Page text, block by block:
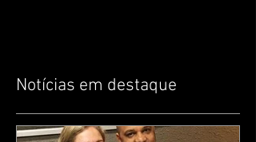
Notícias em destaque